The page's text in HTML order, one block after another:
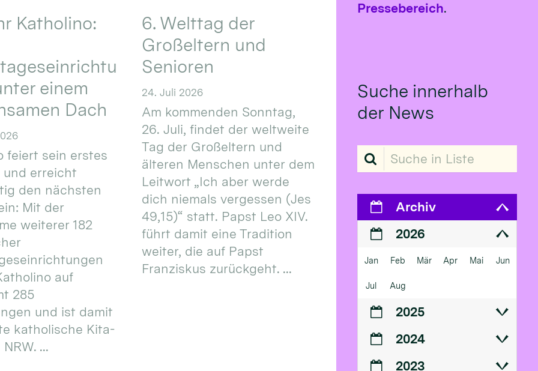
Katholino:
einem
Dach
feiert sein erstes
und erreicht
den nächsten
Mit der
weiterer 182
auf
285
und ist damit
katholische Kita-
...
6. Welttag der
Großeltern und
Senioren
24. Juli 2026
Am kommenden Sonntag,
26. Juli, findet der weltweite
Tag der Großeltern und
älteren Menschen unter dem
Leitwort „Ich aber werde
dich niemals vergessen (Jes
49,15)“ statt. Papst Leo XIV.
führt damit eine Tradition
weiter, die auf Papst
Franziskus zurückgeht. ...
Pressebereich.
Suche innerhalb
der News
Suche in Liste
Archiv
2026
Jan Feb Mär Apr Mai Jun
Jul Aug
2025
2024
2023